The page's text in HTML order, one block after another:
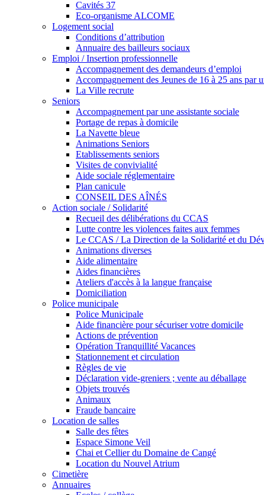
Cavités 37
Eco-organisme ALCOME
Logement social
Conditions d’attribution
Annuaire des bailleurs sociaux
Emploi / Insertion professionnelle
Accompagnement des demandeurs d’emploi
Accompagnement des Jeunes de 16 à 25 ans par
La Ville recrute
Seniors
Accompagnement par une assistante sociale
Portage de repas à domicile
La Navette bleue
Animations Seniors
Etablissements seniors
Visites de convivialité
Aide sociale réglementaire
Plan canicule
CONSEIL DES AÎNÉS
Action sociale / Solidarité
Recueil des délibérations du CCAS
Lutte contre les violences faites aux femmes
Le CCAS / La Direction de la Solidarité et du
Animations diverses
Aide alimentaire
Aides financières
Ateliers d'accès à la langue française
Domiciliation
Police municipale
Police Municipale
Aide financière pour sécuriser votre domicile
Actions de prévention
Opération Tranquillité Vacances
Stationnement et circulation
Règles de vie
Déclaration vide-greniers ; vente au déballage
Objets trouvés
Animaux
Fraude bancaire
Location de salles
Salle des fêtes
Espace Simone Veil
Chai et Cellier du Domaine de Cangé
Location du Nouvel Atrium
Cimetière
Annuaires